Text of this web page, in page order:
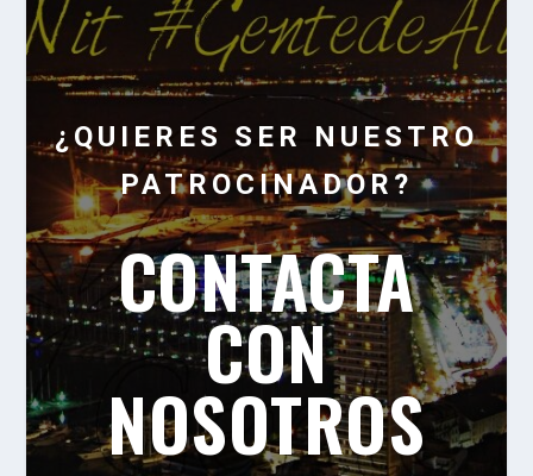
¿QUIERES SER NUESTRO
PATROCINADOR?
CONTACTA
CON
NOSOTROS